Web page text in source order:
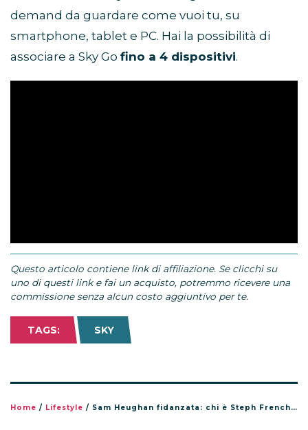
demand da guardare come vuoi tu, su
smartphone, tablet e PC. Hai la possibilità di
associare a Sky Go fino a 4 dispositivi.
Questo articolo contiene link di affiliazione. Se clicchi su
uno di questi link e fai un acquisto, potremmo ricevere una
commissione senza alcun costo aggiuntivo per te.
TAGS: SKY
Home / Lifestyle / Sam Heughan fidanzata: chi è Steph French, la donna che ha conquistato la star di Outlander